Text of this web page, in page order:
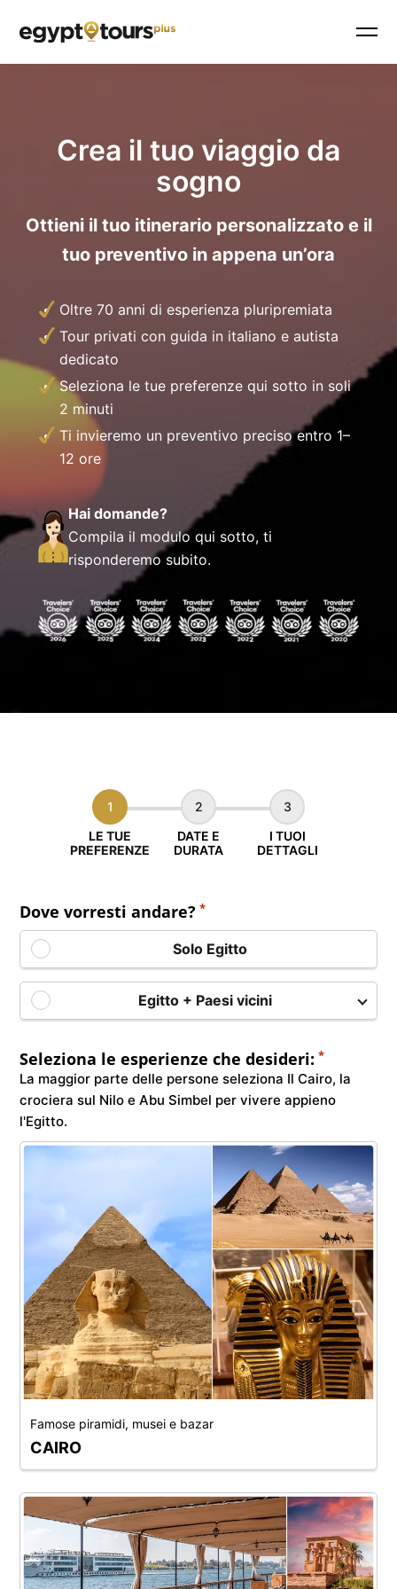
Crea il tuo viaggio da
sogno
Ottieni il tuo itinerario personalizzato e il
tuo preventivo in appena un’ora
Oltre 70 anni di esperienza pluripremiata
Tour privati con guida in italiano e autista
dedicato
Seleziona le tue preferenze qui sotto in soli
2 minuti
Ti invieremo un preventivo preciso entro 1–
12 ore
Hai domande?
Compila il modulo qui sotto, ti
risponderemo subito.
1
LE TUE
PREFERENZE
2
DATE E
DURATA
3
I TUOI
DETTAGLI
Dove vorresti andare? *
Solo Egitto
Egitto + Paesi vicini
Seleziona le esperienze che desideri: *
La maggior parte delle persone seleziona Il Cairo, la
crociera sul Nilo e Abu Simbel per vivere appieno
l'Egitto.
Famose piramidi, musei e bazar
CAIRO